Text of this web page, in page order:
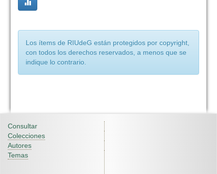
Los ítems de RIUdeG están protegidos por copyright,
con todos los derechos reservados, a menos que se
indique lo contrario.
Consultar
Colecciones
Autores
Temas